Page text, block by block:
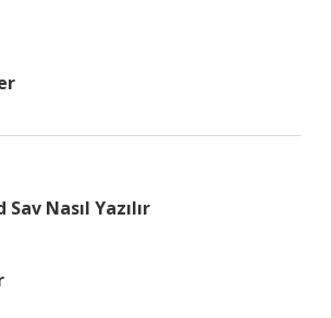
Nasıl Yazılır